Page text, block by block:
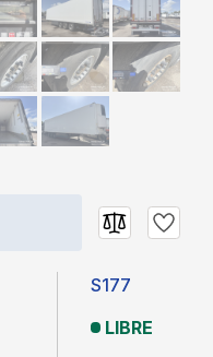
S177
LIBRE